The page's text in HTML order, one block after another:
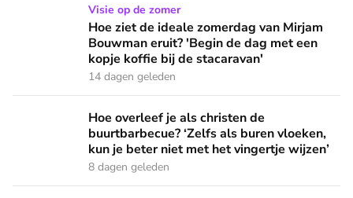
Hoe ziet de ideale zomerdag van Mirjam Bouwman eruit?
Visie op de zomer
Hoe ziet de ideale zomerdag van Mirjam
Bouwman eruit? 'Begin de dag met een
kopje koffie bij de stacaravan'
14 dagen geleden
Hoe overleef je als christen de buurtbarbecue? ‘Zelfs als
Hoe overleef je als christen de
buurtbarbecue? ‘Zelfs als buren vloeken,
kun je beter niet met het vingertje wijzen’
8 dagen geleden